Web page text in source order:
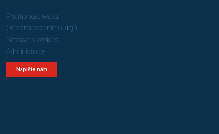
Přístupnost webu
Ochrana osobních údajů
Nastavení cookies
Administrace
Napište nám